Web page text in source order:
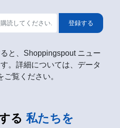
登録する
と、Shoppingspout ニュー
。詳細については、データ
ご覧ください。
る 私たちを